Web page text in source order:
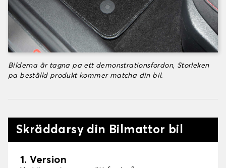
Bilderna är tagna pa ett demonstrationsfordon, Storleken
pa beställd produkt kommer matcha din bil.
Skräddarsy din Bilmattor bil
1. Version